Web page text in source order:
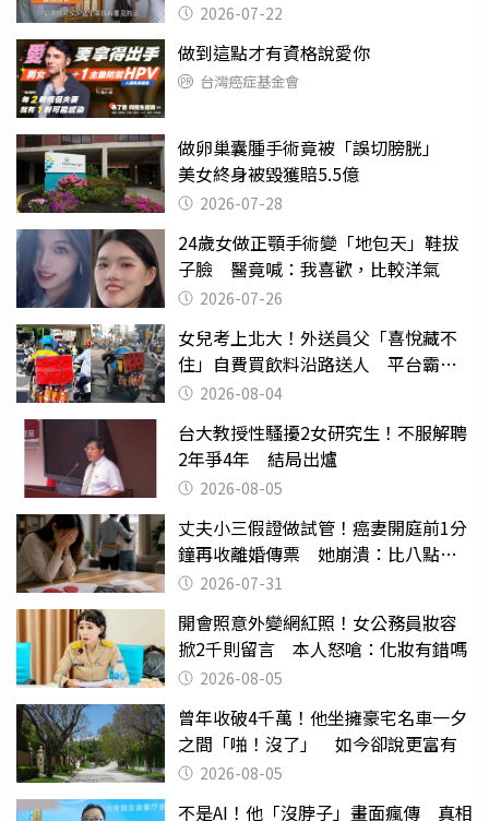
2026-07-22
做到這點才有資格說愛你
台灣癌症基金會
做卵巢囊腫手術竟被「誤切膀胱」
美女終身被毀獲賠5.5億
2026-07-28
24歲女做正顎手術變「地包天」鞋拔
子臉 醫竟喊：我喜歡，比較洋氣
2026-07-26
女兒考上北大！外送員父「喜悅藏不
住」自費買飲料沿路送人 平台霸氣
幫付學費
2026-08-04
台大教授性騷擾2女研究生！不服解聘
2年爭4年 結局出爐
2026-08-05
丈夫小三假證做試管！癌妻開庭前1分
鐘再收離婚傳票 她崩潰：比八點檔
還扯2026-07-31
開會照意外變網紅照！女公務員妝容
掀2千則留言 本人怒嗆：化妝有錯嗎
2026-08-05
曾年收破4千萬！他坐擁豪宅名車一夕
之間「啪！沒了」 如今卻說更富有
2026-08-05
不是AI！他「沒脖子」畫面瘋傳 真相